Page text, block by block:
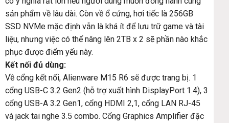
sản phẩm về lâu dài. Còn về ổ cứng, hơi tiếc là 256GB
SSD NVMe mặc định vẫn là khá ít để lưu trữ game và tài
liệu, nhưng việc có thể nâng lên 2TB x 2 sẽ phần nào khắc
phục được điểm yếu này.
Kết nối đủ dùng:
Về cổng kết nối, Alienware M15 R6 sẽ được trang bị. 1
cổng USB-C 3.2 Gen2 (hỗ trợ xuất hình DisplayPort 1.4), 3
cổng USB-A 3.2 Gen1, cổng HDMI 2,1, cổng LAN RJ-45
và jack tai nghe 3.5 combo. Cổng Graphics Amplifier đặc